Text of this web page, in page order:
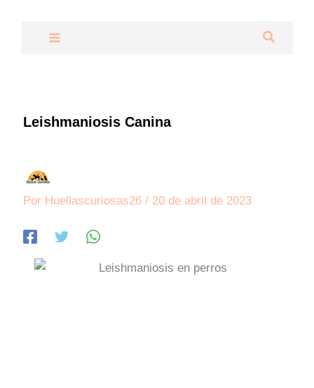
Buscar
Leishmaniosis Canina
Por Huellascuriosas26/ 20 de abril de 2023